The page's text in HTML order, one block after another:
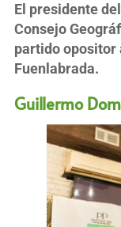
El presidente
Consejo
partido opositor
Fuenlabrada.
Guillermo